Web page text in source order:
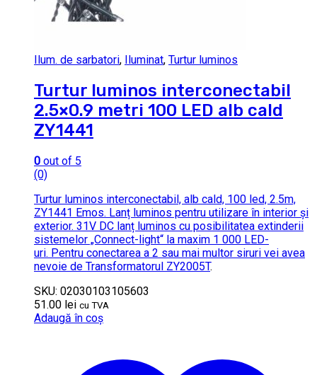
Ilum. de sarbatori, Iluminat, Turtur luminos
Turtur luminos interconectabil
2.5×0.9 metri 100 LED alb cald
ZY1441
0 out of 5
(0)
Turtur luminos interconectabil, alb cald, 100 led, 2.5m,
ZY1441 Emos. Lanț luminos pentru utilizare în interior și
exterior. 31V DC lanț luminos cu posibilitatea extinderii
sistemelor „Connect-light“ la maxim 1 000 LED-
uri. Pentru conectarea a 2 sau mai multor siruri vei avea
nevoie de Transformatorul ZY2005T.
SKU: 02030103105603
51.00 lei cu TVA
Adaugă în coș